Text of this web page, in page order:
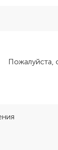
Пожалуйста,